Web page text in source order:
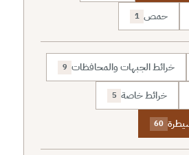
حمص 1
خرائط الجبهات والمحافظات 9
خرائط خاصة 5
60